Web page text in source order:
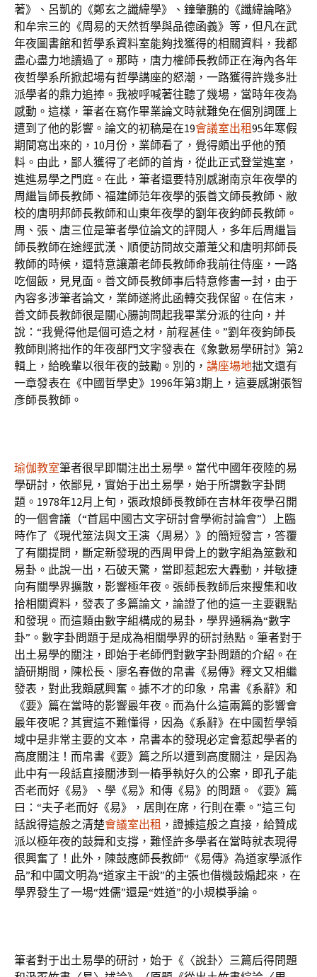
著》、呂凱的《鄭玄之讖緯學》、鐘肇鵬的《讖緯論略》
和牟宗三的《周易的天然哲學與品德函義》等，但凡在武
年夜圖書館和哲學系資料室能夠找獲得的相關資料，我都
盡心盡力地讀過了。那時，唐力權師長教師正在海內各年
夜哲學系所掀起場有哲學講座的怒潮，一路獲得許幾多壯
派學者的鼎力追捧。我被呼喊著往聽了幾場，當時年夜為
感動。這樣，筆者在寫作畢業論文時就難免在個別詞匯上
遭到了他的影響。論文的初稿是在19會議室出租95年寒假
期間寫出來的，10月份，業師看了，覺得頗出乎他的預
料。由此，鄙人獲得了老師的首肯，從此正式登堂進室，
進進易學之門庭。在此，筆者還要特別感謝南京年夜學的
周繼旨師長教師、福建師范年夜學的張善文師長教師、敝
校的唐明邦師長教師和山東年夜學的劉年夜鈞師長教師。
周、張、唐三位是筆者學位論文的評閱人，多年后周繼旨
師長教師在途經武漢、順便訪問故交蕭萐父和唐明邦師長
教師的時候，還特意讓蕭老師長教師命我前往侍座，一路
吃個飯，見見面。善文師長教師事后特意修書一封，由于
內容多涉筆者論文，業師遂將此函轉交我保留。在信末，
善文師長教師很是關心腸詢問起我畢業分派的往向，并
說：“我覺得他是個可造之材，前程甚佳。”劉年夜鈞師長
教師則將拙作的年夜部門文字發表在《象數易學研討》第2
輯上，給晚輩以很年夜的鼓勵。別的， 講座場地拙文還有
一章發表在《中國哲學史》1996年第3期上，這要感謝張智
彥師長教師。
瑜伽教室筆者很早即關注出土易學。當代中國年夜陸的易
學研討，依鄙見，實始于出土易學，始于所謂數字卦問
題。1978年12月上旬，張政烺師長教師在吉林年夜學召開
的一個會議（“首屆中國古文字研討會學術討論會”）上臨
時作了《現代筮法與文王演〈周易〉》的簡短發言，答覆
了有關提問，斷定新發現的西周甲骨上的數字組為筮數和
易卦。此說一出，石破天驚，當即惹起宏大轟動，并敏捷
向有關學界擴散，影響極年夜。張師長教師后來搜集和收
拾相關資料，發表了多篇論文，論證了他的這一主要觀點
和發現。而這類由數字組構成的易卦，學界通稱為“數字
卦”。數字卦問題于是成為相關學界的研討熱點。筆者對于
出土易學的關注，即始于老師們對數字卦問題的介紹。在
讀研期間，陳松長、廖名春做的帛書《易傳》釋文又相繼
發表，對此我頗感興奮。據不才的印象，帛書《系辭》和
《要》篇在當時的影響最年夜。而為什么這兩篇的影響會
最年夜呢？其實這不難懂得，因為《系辭》在中國哲學領
域中是非常主要的文本，帛書本的發現必定會惹起學者的
高度關注！而帛書《要》篇之所以遭到高度關注，是因為
此中有一段話直接關涉到一樁爭執好久的公案，即孔子能
否老而好《易》、學《易》和傳《易》的問題。《要》篇
曰：“夫子老而好《易》，居則在席，行則在橐。”這三句
話說得這般之清楚會議室出租 ，證據這般之直接，給贊成
派以極年夜的鼓舞和支撐，難怪許多學者在當時就表現得
很興奮了！此外，陳鼓應師長教師“《易傳》為道家學派作
品”和中國文明為“道家主干說”的主張也借機鼓煽起來，在
學界發生了一場“姓儒”還是“姓道”的小規模爭論。
筆者對于出土易學的研討，始于《〈說卦〉三篇后得問題